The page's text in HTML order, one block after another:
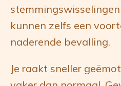
kunnen zelfs een
naderende bevalling.
Je raakt sneller